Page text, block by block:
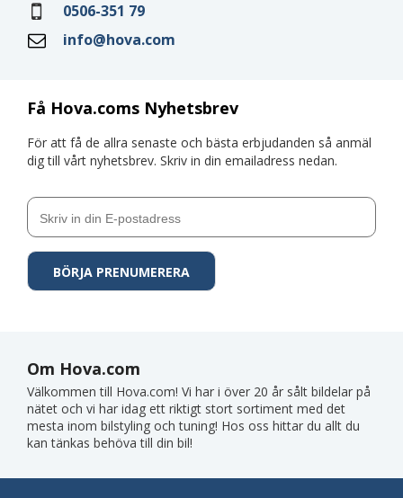
Få Hova.coms Nyhetsbrev
För att få de allra senaste och bästa erbjudanden så anmäl
dig till vårt nyhetsbrev. Skriv in din emailadress nedan.
0506-351 79
info@hova.com
Om Hova.com
Välkommen till Hova.com! Vi har i över 20 år sålt bildelar på
nätet och vi har idag ett riktigt stort sortiment med det
mesta inom bilstyling och tuning! Hos oss hittar du allt du
kan tänkas behöva till din bil!